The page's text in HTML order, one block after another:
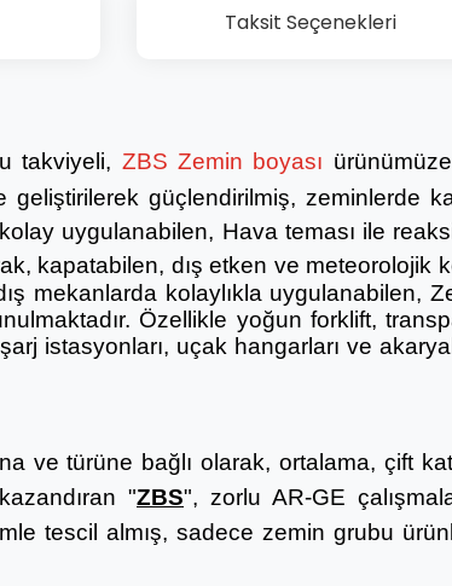
Taksit Seçenekleri
takviyeli, ZBS Zemin boyası
geliştirilerek güçlendirilmiş, zeminlerde
uygulanabilen, Hava teması ile
kapatabilen, dış etken ve meteorolojik
mekanlarda kolaylıkla uygulanabilen,
Özellikle yoğun forklift,
istasyonları, uçak hangarları ve
ve türüne bağlı olarak, ortalama, çift
"ZBS", zorlu AR-GE
tescil almış, sadece zemin grubu